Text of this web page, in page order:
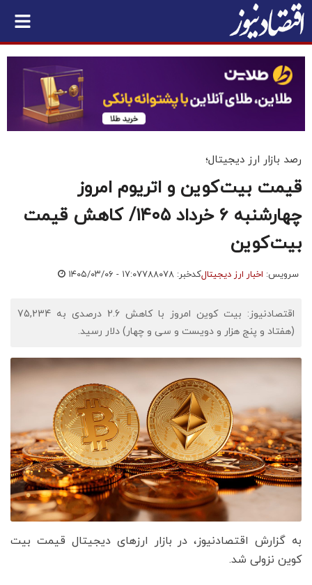
رصد بازار ارز دیجیتال؛
قیمت بیت‌کوین و اتریوم امروز
چهارشنبه ۶ خرداد ۱۴۰۵/ کاهش قیمت
بیت‌کوین
سرویس: اخبار ارز دیجیتالکدخبر: ۷۸۸۰۷۸ ۱۴۰۵/۰۳/۰۶ - ۱۷:۰۷
اقتصادنیوز: بیت کوین امروز با کاهش 2.6 درصدی به 75,234
(هفتاد و پنج هزار و دویست و سی و چهار) دلار رسید.
به گزارش اقتصادنیوز، در بازار ارزهای دیجیتال قیمت بیت
کوین نزولی شد.